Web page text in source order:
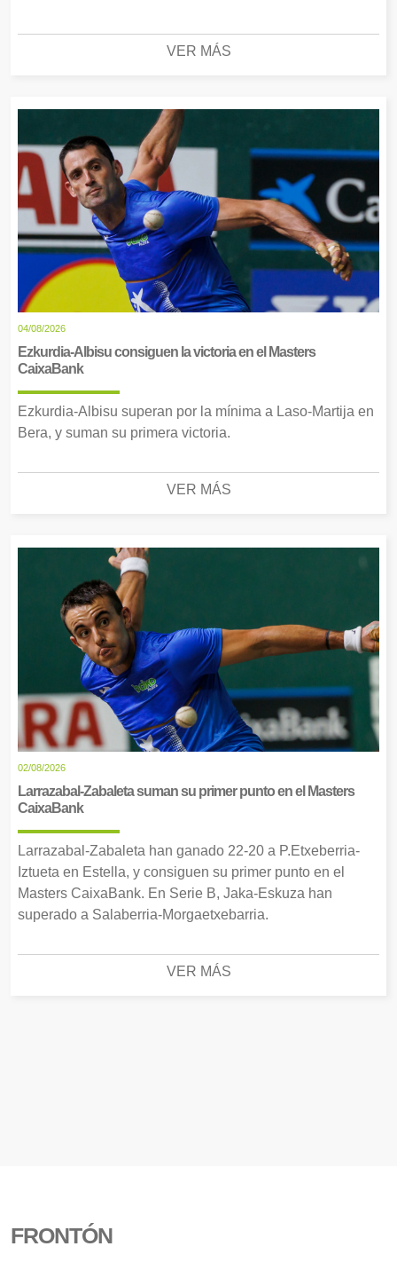
VER MÁS
04/08/2026
Ezkurdia-Albisu consiguen la victoria en el Masters
CaixaBank
Ezkurdia-Albisu superan por la mínima a Laso-Martija en
Bera, y suman su primera victoria.
VER MÁS
02/08/2026
Larrazabal-Zabaleta suman su primer punto en el Masters
CaixaBank
Larrazabal-Zabaleta han ganado 22-20 a P.Etxeberria-
Iztueta en Estella, y consiguen su primer punto en el
Masters CaixaBank. En Serie B, Jaka-Eskuza han
superado a Salaberria-Morgaetxebarria.
VER MÁS
FRONTÓN